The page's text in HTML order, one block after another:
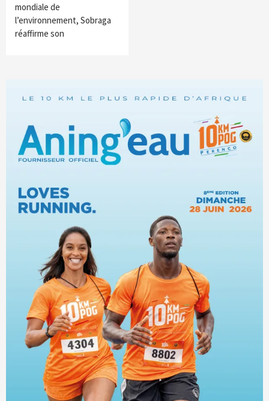
mondiale de
l’environnement, Sobraga
réaffirme son